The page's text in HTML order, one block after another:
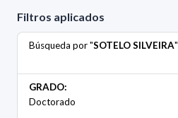
Filtros aplicados
Búsqueda por "SOTELO SILVEIRA"
GRADO:
Doctorado